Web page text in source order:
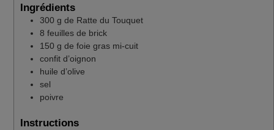
Ingrédients
300 g de Ratte du Touquet
8 feuilles de brick
150 g de foie gras mi-cuit
confit d’oignon
huile d’olive
sel
poivre
Instructions